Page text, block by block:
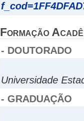
Formação
- DOUTORADO
Universidade
- GRADUAÇÃO